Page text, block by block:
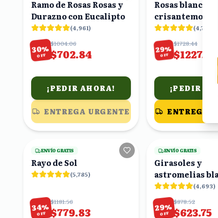
Ramo de Rosas Rosas y
Durazno con Eucalipto
(4,961)
30%
OFF
$1004.06
$702.84
¡PEDIR AHORA!
ENTREGA URGENTE
Rosas blancas,
crisantemos y
en caja
(4,719
29%
OFF
$1728.44
$1227.19
¡PEDIR
ENTREGA
24viendo
ENVÍO GRATIS
Rayo de Sol
(5,785)
34%
OFF
$1181.56
$779.83
ENVÍO GRATIS
Girasoles y
astromelias
ramo
(4,693)
29%
OFF
$878.52
$623.75